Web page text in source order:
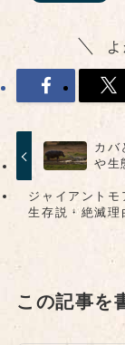
カバ
や生
ジャイアント
生存説・絶滅理
この記事を